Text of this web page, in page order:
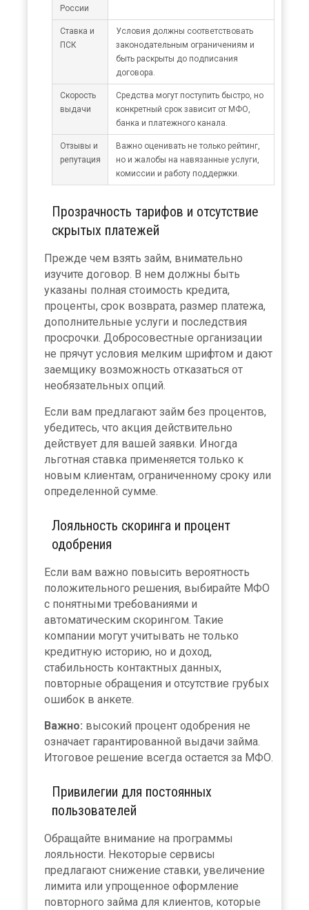
России
Ставка и
ПСК
Условия должны соответствовать
законодательным ограничениям и
быть раскрыты до подписания
договора.
Скорость
выдачи
Средства могут поступить быстро, но
конкретный срок зависит от МФО,
банка и платежного канала.
Отзывы и
репутация
Важно оценивать не только рейтинг,
но и жалобы на навязанные услуги,
комиссии и работу поддержки.
Прозрачность тарифов и отсутствие
скрытых платежей
Прежде чем взять займ, внимательно
изучите договор. В нем должны быть
указаны полная стоимость кредита,
проценты, срок возврата, размер платежа,
дополнительные услуги и последствия
просрочки. Добросовестные организации
не прячут условия мелким шрифтом и дают
заемщику возможность отказаться от
необязательных опций.
Если вам предлагают займ без процентов,
убедитесь, что акция действительно
действует для вашей заявки. Иногда
льготная ставка применяется только к
новым клиентам, ограниченному сроку или
определенной сумме.
Лояльность скоринга и процент
одобрения
Если вам важно повысить вероятность
положительного решения, выбирайте МФО
с понятными требованиями и
автоматическим скорингом. Такие
компании могут учитывать не только
кредитную историю, но и доход,
стабильность контактных данных,
повторные обращения и отсутствие грубых
ошибок в анкете.
Важно: высокий процент одобрения не
означает гарантированной выдачи займа.
Итоговое решение всегда остается за МФО.
Привилегии для постоянных
пользователей
Обращайте внимание на программы
лояльности. Некоторые сервисы
предлагают снижение ставки, увеличение
лимита или упрощенное оформление
повторного займа для клиентов, которые